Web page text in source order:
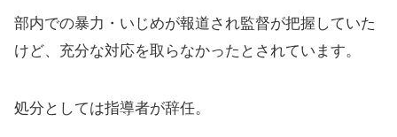
部内での暴力・いじめが報道され監督が把握していた
けど、充分な対応を取らなかったとされています。
処分としては指導者が辞任。